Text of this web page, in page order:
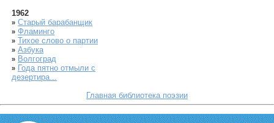
1962
» Старый барабанщик
» Фламинго
» Тихое слово о партии
» Азбука
» Волгоград
» Года пятно отмыли с
дезертира...
Главная библиотека поэзии